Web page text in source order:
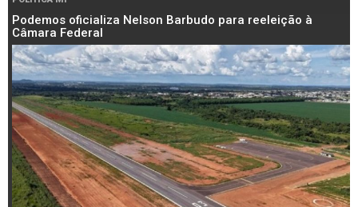
Podemos oficializa Nelson Barbudo para reeleição à
Câmara Federal